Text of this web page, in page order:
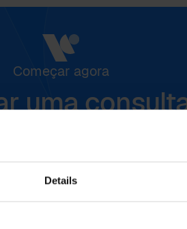
Details
Começar agora
uma